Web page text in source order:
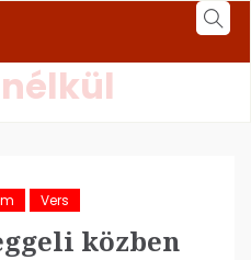
Vers
közben